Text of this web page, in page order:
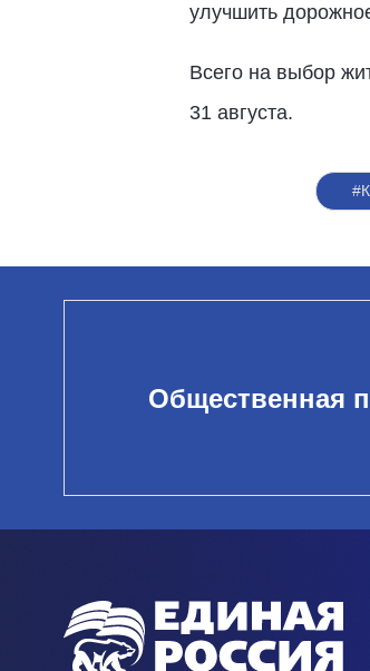
улучшить
Всего на выбор
31 августа.
Общественная